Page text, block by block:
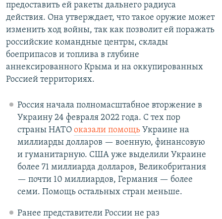
предоставить ей ракеты дальнего радиуса
действия. Она утверждает, что такое оружие может
изменить ход войны, так как позволит ей поражать
российские командные центры, склады
боеприпасов и топлива в глубине
аннексированного Крыма и на оккупированных
Россией территориях.
Россия начала полномасштабное вторжение в
Украину 24 февраля 2022 года. С тех пор
страны НАТО оказали помощьУкраине на
миллиарды долларов — военную, финансовую
и гуманитарную. США уже выделили Украине
более 71 миллиарда долларов, Великобритания
— почти 10 миллиардов, Германия — более
семи. Помощь остальных стран меньше.
Ранее представители России не раз